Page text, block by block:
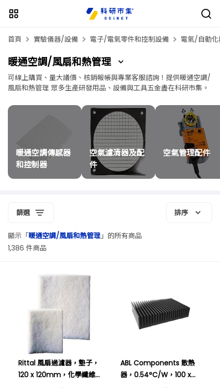
首頁 實驗儀器/設備 電子/電氣零件和控制設備 電氣/自動
暖通空調/風扇和熱管理
可線上購買、量大議價、核銷報帳與專業客服諮詢！提供暖通空調/
風扇和熱管理 眾多生產研發用品、設備與工具五金盡在科研市集。
暖通空調傳感器
和控制器
空氣濾清器及配
件
空氣管理配件
篩選 排序
顯示「暖通空調/風扇和熱管理」的所有商品
1,386 件商品
Rittal 風扇過濾器，墊子，
120 x 120mm，化學纖維
ABL Components 散熱
器，0.54°C/W，100 x